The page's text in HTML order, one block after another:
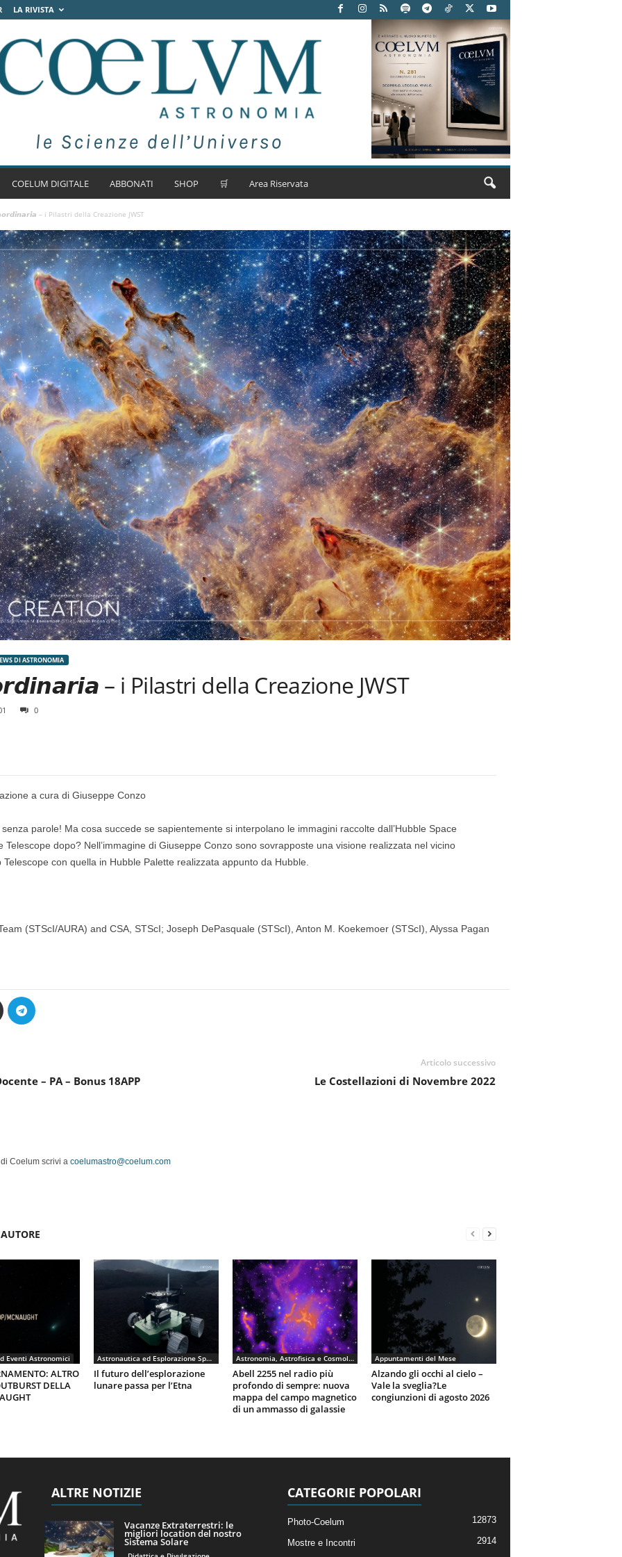
LA RIVISTA
COELUM DIGITALE ABBONATI SHOP 🛒 Area Riservata
– i Pilastri della Creazione JWST
DI ASTRONOMIA
– i Pilastri della Creazione JWST
0
a cura di Giuseppe Conzo
tutti senza parole! Ma cosa succede se sapientemente si interpolano le immagini raccolte dall’Hubble Space
dopo? Nell’immagine di Giuseppe Conzo sono sovrapposte una visione realizzata nel vicino
con quella in Hubble Palette realizzata appunto da Hubble.
(STScI/AURA) and CSA, STScI; Joseph DePasquale (STScI), Anton M. Koekemoer (STScI), Alyssa Pagan
– PA – Bonus 18APP
Articolo successivo
Le Costellazioni di Novembre 2022
Coelum scrivi a coelumastro@coelum.com
Eventi Astronomici
ALTRO
DELLA
Astronautica ed Esplorazione Spaziale
Il futuro dell’esplorazione
lunare passa per l’Etna
Astronomia, Astrofisica e Cosmologia
Abell 2255 nel radio più
profondo di sempre: nuova
mappa del campo magnetico
di un ammasso di galassie
Appuntamenti del Mese
Alzando gli occhi al cielo –
Vale la sveglia?Le
congiunzioni di agosto 2026
ALTRE NOTIZIE
Vacanze Extraterrestri: le
migliori location del nostro
Sistema Solare
CATEGORIE POPOLARI
Photo-Coelum 12873
Mostre e Incontri
2914